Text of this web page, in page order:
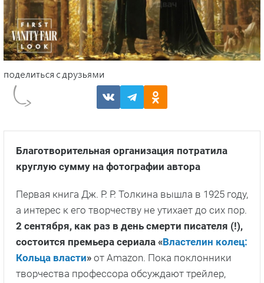
Благотворительная организация потратила
круглую сумму на фотографии автора
Первая книга Дж. Р. Р. Толкина вышла в 1925 году,
а интерес к его творчеству не утихает до сих пор.
2 сентября, как раз в день смерти писателя (!),
состоится премьера сериала «Властелин колец:
Кольца власти» от Amazon. Пока поклонники
творчества профессора обсуждают трейлер,